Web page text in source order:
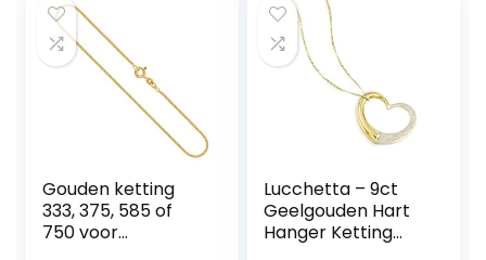
gouden ketting |
Venetiaanse bijoux
collier chaine or
homme femme |
Gouden ketting
333, 375, 585 of
750 voor
Lucchetta – 9ct
Geelgouden Hart
Hanger Ketting